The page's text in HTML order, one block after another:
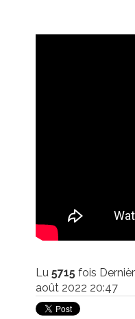
Lu5715 fois
août 2022 20:47